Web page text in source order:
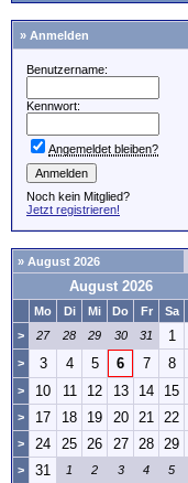
» Anmelden
Benutzername:
Kennwort:
Angemeldet bleiben?
Noch kein Mitglied?
Jetzt registrieren!
» August 2026
August 2026
Mo Di Mi Do Fr Sa
>
27 28 29 30 31 1
> 3 4 5 6 7 8
> 10 11 12 13 14 15
> 17 18 19 20 21 22
> 24 25 26 27 28 29
> 31 1 2 3 4 5